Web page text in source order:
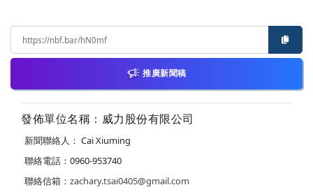
推廣新聞稿
發佈單位名稱：威力股份有限公司
新聞聯絡人： Cai Xiuming
聯絡電話：0960-953740
聯絡信箱： zachary.tsai0405@gmail.com